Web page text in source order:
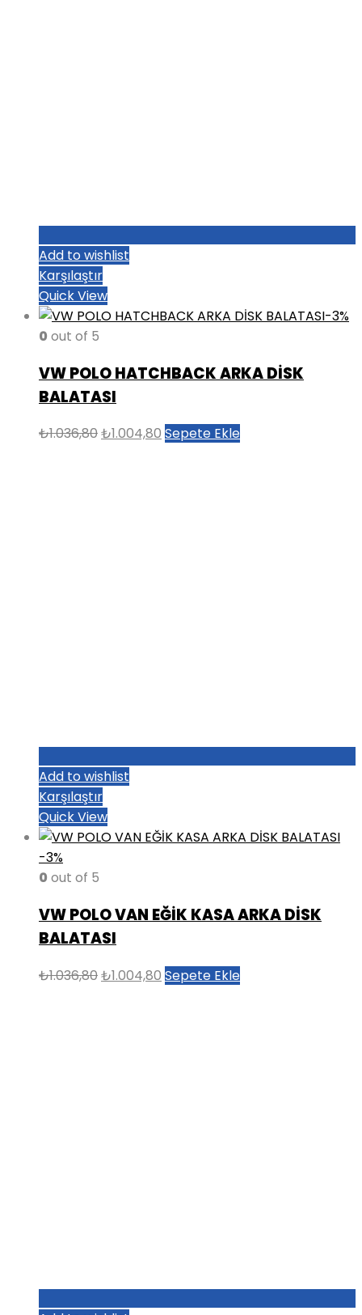
Add to wishlist
Karşılaştır
Quick View
-3%
0 out of 5
VW POLO HATCHBACK ARKA DİSK
BALATASI
₺1.036,80Orijinal
₺1.004,80 Şu
Sepete Ekle
Add to wishlist
Karşılaştır
Quick View
-3%
0 out of 5
VW POLO VAN EĞİK KASA ARKA DİSK
BALATASI
₺1.036,80Orijinal
₺1.004,80 Şu
Sepete Ekle